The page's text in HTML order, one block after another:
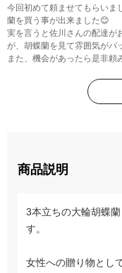
今回初めて頼ませてもらいま
蘭を買う事が出来ました😊
実を言うと佐川さんの配達が
が、胡蝶蘭を見て雰囲気がパ
また、機会があったら是非頼
商品説明
3本立ちの大輪胡蝶
す。
女性への贈り物とし